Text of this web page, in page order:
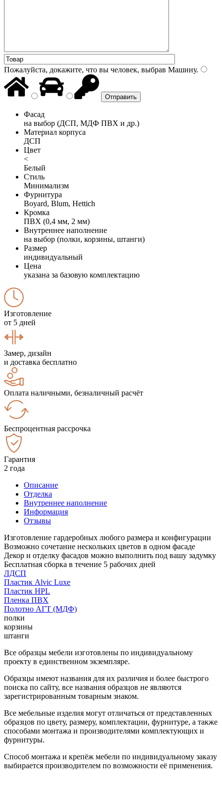
Пожалуйста, докажите, что вы человек, выбрав Машину.
Фасад
на выбор (ДСП, МДФ ПВХ и др.)
Материал корпуса
ДСП
Цвет
<
Белый
Стиль
Минимализм
Фурнитура
Boyard, Blum, Hettich
Кромка
ПВХ (0,4 мм, 2 мм)
Внутреннее наполнение
на выбор (полки, корзины, штанги)
Размер
индивидуальный
Цена
указана за базовую комплектацию
Изготовление
от 5 дней
Замер, дизайн
и доставка бесплатно
Оплата наличными, безналичный расчёт
Беспроцентная рассрочка
Гарантия
2 года
Описание
Отделка
Внутреннее наполнение
Информация
Отзывы
Изготовление гардеробных любого размера и конфигурации
Возможно сочетание нескольких цветов в одном фасаде
Декор и отделку фасадов можно выполнить под вашу задумку
Бесплатная сборка в течение 5 рабочих дней
ЛДСП
Пластик Alvic Luxe
Пластик HPL
Пленка ПВХ
Полотно АГТ (МДФ)
полки
корзины
штанги
Все образцы мебели изготовлены по индивидуальному
проекту в единственном экземпляре.
Образцы имеют названия для их различия и более быстрого
поиска по сайту, все названия образцов не являются
зарегистрированным товарным знаком.
Все мебельные изделия могут отличаться от представленных
образцов по цвету, размеру, комплектации, фурнитуре, а также
способами монтажа и производителями комплектующих и
фурнитуры.
Способ монтажа и крепёж мебели по индивидуальному заказу
выбирается производителем по возможности её применения.